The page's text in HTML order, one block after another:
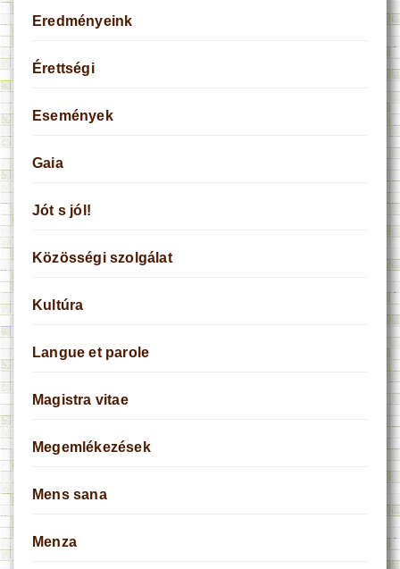
Eredményeink
Érettségi
Események
Gaia
Jót s jól!
Közösségi szolgálat
Kultúra
Langue et parole
Magistra vitae
Megemlékezések
Mens sana
Menza